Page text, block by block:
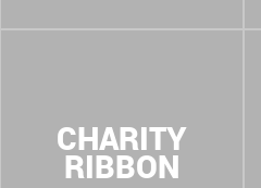
CHARITY
RIBBON